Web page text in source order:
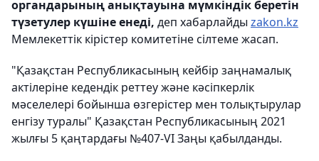
органдарының анықтауына мүмкіндік беретін
түзетулер күшіне енеді, деп хабарлайды zakon.kz
Мемлекеттік кірістер комитетіне сілтеме жасап.
"Қазақстан Республикасының кейбір заңнамалық
актілеріне кедендік реттеу және кәсіпкерлік
мәселелері бойынша өзгерістер мен толықтырулар
енгізу туралы" Қазақстан Республикасының 2021
жылғы 5 қаңтардағы №407-VI Заңы қабылданды.